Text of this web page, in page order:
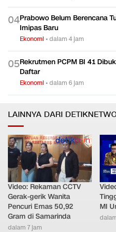
04Prabowo Belum Berencana
Imipas Baru
Ekonomi •dalam 4 jam
05Rekrutmen PCPM BI 41
Daftar
Ekonomi •dalam 6 jam
LAINNYA DARI
Video: Rekaman CCTV
Gerak-gerik Wanita
Pencuri Emas 50,92
Gram di Samarinda
dalam 7 jam
MI